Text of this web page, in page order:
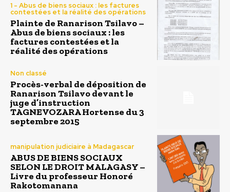
1 - Abus de biens sociaux : les factures
contestées et la réalité des opérations
Plainte de Ranarison Tsilavo –
Abus de biens sociaux : les
factures contestées et la
réalité des opérations
Non classé
Procès-verbal de déposition de
Ranarison Tsilavo devant le
juge d’instruction
TAGNEVOZARA Hortense du 3
septembre 2015
manipulation judiciaire à Madagascar
ABUS DE BIENS SOCIAUX
SELON LE DROIT MALAGASY –
Livre du professeur Honoré
Rakotomanana